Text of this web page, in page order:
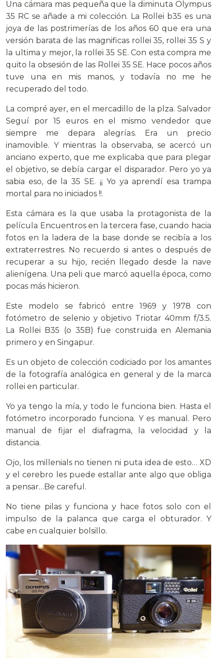
Una cámara mas pequeña que la diminuta Olympus
35 RC se añade a mi colección. La Rollei b35 es una
joya de las postrimerías de los años 60 que era una
versión barata de las magnificas rollei 35, rollei 35 S y
la ultima y mejor, la rollei 35 SE. Con esta compra me
quito la obsesión de las Rollei 35 SE. Hace pocos años
tuve una en mis manos, y todavía no me he
recuperado del todo.
La compré ayer, en el mercadillo de la plza. Salvador
Seguí por 15 euros en el mismo vendedor que
siempre me depara alegrías. Era un precio
inamovible. Y mientras la observaba, se acercó un
anciano experto, que me explicaba que para plegar
el objetivo, se debía cargar el disparador. Pero yo ya
sabia eso, de la 35 SE. ¡¡ Yo ya aprendí esa trampa
mortal para no iniciados !!.
Esta cámara es la que usaba la protagonista de la
película Encuentros en la tercera fase, cuando hacia
fotos en la ladera de la base donde se recibía a los
extraterrestres. No recuerdo si antes o después de
recuperar a su hijo, recién llegado desde la nave
alienígena. Una peli que marcó aquella época, como
pocas más hicieron.
Este modelo se fabricó entre 1969 y 1978 con
fotómetro de selenio y objetivo Triotar 40mm f/3.5.
La Rollei B35 (o 35B) fue construida en Alemania
primero y en Singapur.
Es un objeto de colección codiciado por los amantes
de la fotografía analógica en general y de la marca
rollei en particular.
Yo ya tengo la mía, y todo le funciona bien. Hasta el
fotómetro incorporado funciona. Y es manual. Pero
manual de fijar el diafragma, la velocidad y la
distancia.
Ojo, los millenials no tienen ni puta idea de esto… XD
y el cerebro les puede estallar ante algo que obliga
a pensar…Be careful.
No tiene pilas y funciona y hace fotos solo con el
impulso de la palanca que carga el obturador. Y
cabe en cualquier bolsillo.